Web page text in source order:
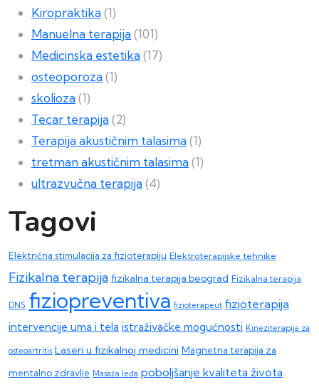
Kiropraktika (1)
Manuelna terapija (101)
Medicinska estetika (17)
osteoporoza (1)
skolioza (1)
Tecar terapija (2)
Terapija akustičnim talasima (1)
tretman akustičnim talasima (1)
ultrazvučna terapija (4)
Tagovi
Električna stimulacija za fizioterapiju Elektroterapijske tehnike
Fizikalna terapija fizikalna terapija beograd Fizikalna terapija
DNS fiziopreventiva fizioterapeut fizioterapija
intervencije uma i tela istraživačke mogućnosti Kineziterapija za
osteoartritis Laseri u fizikalnoj medicini Magnetna terapija za
mentalno zdravlje Masaža leđa poboljšanje kvaliteta života